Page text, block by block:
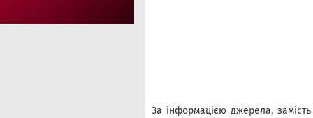
За інформацією джерела,